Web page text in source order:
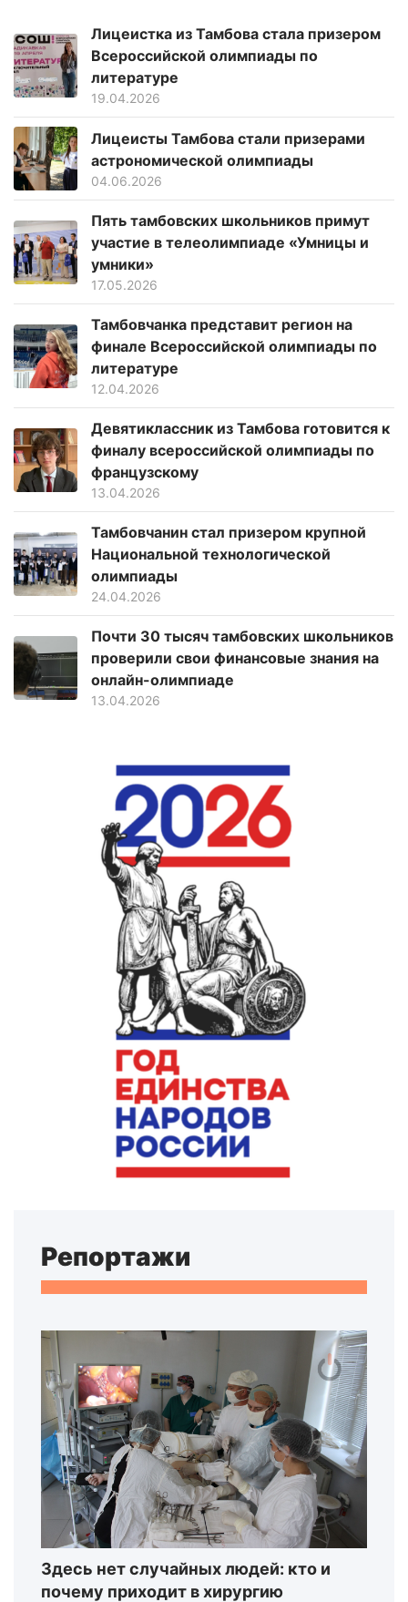
Лицеистка из Тамбова стала призером
Всероссийской олимпиады по
литературе
19.04.2026
Лицеисты Тамбова стали призерами
астрономической олимпиады
04.06.2026
Пять тамбовских школьников примут
участие в телеолимпиаде «Умницы и
умники»
17.05.2026
Тамбовчанка представит регион на
финале Всероссийской олимпиады по
литературе
12.04.2026
Девятиклассник из Тамбова готовится к
финалу всероссийской олимпиады по
французскому
13.04.2026
Тамбовчанин стал призером крупной
Национальной технологической
олимпиады
24.04.2026
Почти 30 тысяч тамбовских школьников
проверили свои финансовые знания на
онлайн-олимпиаде
13.04.2026
Репортажи
Здесь нет случайных людей: кто и
почему приходит в хирургию